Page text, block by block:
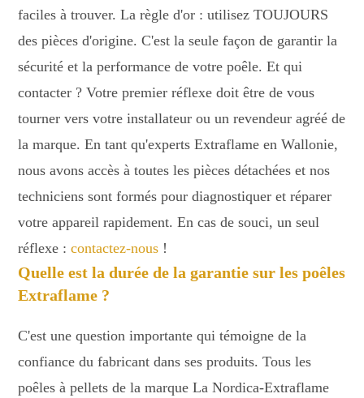
faciles à trouver. La règle d'or : utilisez TOUJOURS
des pièces d'origine. C'est la seule façon de garantir la
sécurité et la performance de votre poêle. Et qui
contacter ? Votre premier réflexe doit être de vous
tourner vers votre installateur ou un revendeur agréé de
la marque. En tant qu'experts Extraflame en Wallonie,
nous avons accès à toutes les pièces détachées et nos
techniciens sont formés pour diagnostiquer et réparer
votre appareil rapidement. En cas de souci, un seul
réflexe :contactez-nous !
Quelle est la durée de la garantie sur les poêles
Extraflame ?
C'est une question importante qui témoigne de la
confiance du fabricant dans ses produits. Tous les
poêles à pellets de la marque La Nordica-Extraflame